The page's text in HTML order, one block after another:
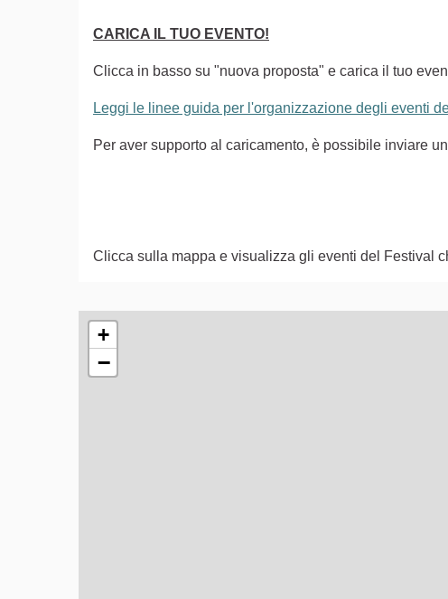
CARICA IL TUO EVENTO!
Clicca in basso su "nuova proposta" e carica il tuo
Leggi le linee guida per l'organizzazione degli eventi
Per aver supporto al caricamento, è possibile inviare
Clicca sulla mappa e visualizza gli eventi del Festival
L'elemento seguente è una mappa che presenta gli
+
−